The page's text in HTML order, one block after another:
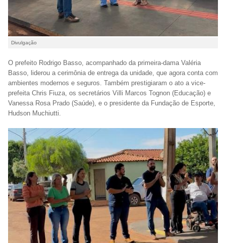
Divulgação
O prefeito Rodrigo Basso, acompanhado da primeira-dama Valéria
Basso, liderou a cerimônia de entrega da unidade, que agora conta com
ambientes modernos e seguros. Também prestigiaram o ato a vice-
prefeita Chris Fiuza, os secretários Villi Marcos Tognon (Educação) e
Vanessa Rosa Prado (Saúde), e o presidente da Fundação de Esporte,
Hudson Muchiutti.